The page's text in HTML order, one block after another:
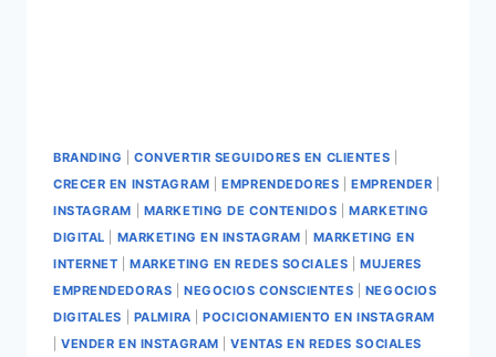
BRANDING |CONVERTIR SEGUIDORES EN CLIENTES
CRECER EN INSTAGRAM |EMPRENDEDORES |EMPRENDER
INSTAGRAM
MARKETING DE CONTENIDOS |MARKETING
DIGITAL
MARKETING EN INSTAGRAM
MARKETING EN
INTERNET |MARKETING EN REDES SOCIALES
MUJERES
EMPRENDEDORAS
NEGOCIOS CONSCIENTES
NEGOCIOS
DIGITALES
PALMIRA |POCICIONAMIENTO EN INSTAGRAM
|VENDER EN INSTAGRAM |VENTAS EN REDES SOCIALES